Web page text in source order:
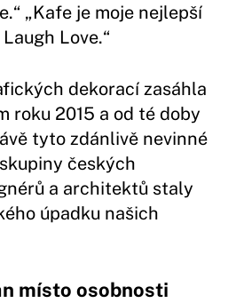
„Kafe je moje nejlepší
Love.“
dekorací zasáhla
roku 2015 a od té doby
tyto zdánlivě nevinné
českých
a architektů staly
úpadku našich
místo osobnosti